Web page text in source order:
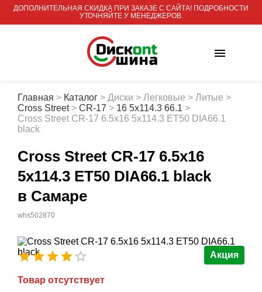
ДОПОЛНИТЕЛЬНАЯ СКИДКА ПРИ ЗАКАЗЕ С САЙТА! ПОДРОБНОСТИ
УТОЧНЯЙТЕ У МЕНЕДЖЕРОВ.
Главная > Каталог > Диски > Легковые > Литые >
Cross Street> CR-17 > 16 5x114.3 66.1 >
Cross Street CR-17 6.5x16 5x114.3 ET50 DIA66.1
black
Cross Street CR-17 6.5x16
5x114.3 ET50 DIA66.1 black
в Самаре
whs502870
Акция
Товар отсутствует